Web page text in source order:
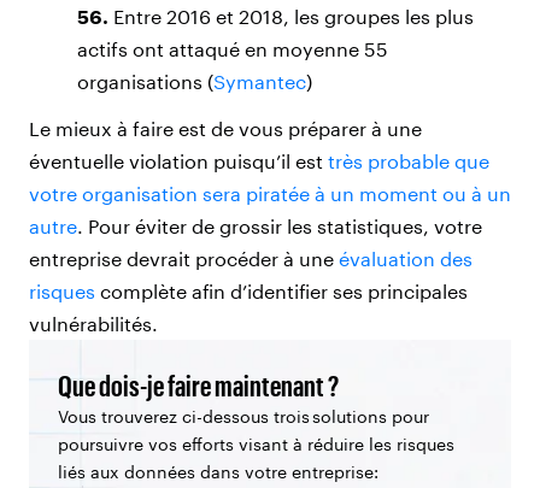
56. Entre 2016 et 2018, les groupes les plus
actifs ont attaqué en moyenne 55
organisations (Symantec)
Le mieux à faire est de vous préparer à une
éventuelle violation puisqu’il est très probable que
votre organisation sera piratée à un moment ou à un
autre. Pour éviter de grossir les statistiques, votre
entreprise devrait procéder à une évaluation des
risques complète afin d’identifier ses principales
vulnérabilités.
Que dois-je faire maintenant ?
Vous trouverez ci-dessous trois solutions pour
poursuivre vos efforts visant à réduire les risques
liés aux données dans votre entreprise: